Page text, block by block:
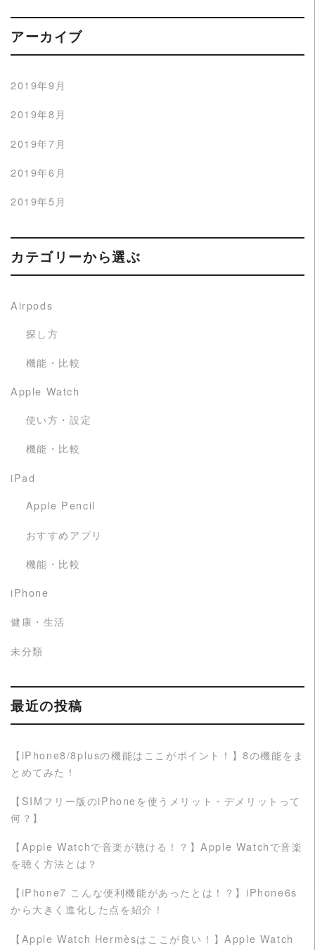
アーカイブ
2019年9月
2019年8月
2019年7月
2019年6月
2019年5月
カテゴリーから選ぶ
Airpods
探し方
機能・比較
Apple Watch
使い方・設定
機能・比較
iPad
Apple Pencil
おすすめアプリ
機能・比較
iPhone
健康・生活
未分類
最近の投稿
【iPhone8/8plusの機能はここがポイント！】8の機能をま
とめてみた！
【SIMフリー版のiPhoneを使うメリット・デメリットって
何？】
【Apple Watchで音楽が聴ける！？】Apple Watchで音楽
を聴く方法とは？
【iPhone7 こんな便利機能があったとは！？】iPhone6s
から大きく進化した点を紹介！
【Apple Watch Hermèsはここが良い！】Apple Watch